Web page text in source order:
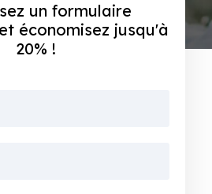
un formulaire
économisez jusqu'à
20% !